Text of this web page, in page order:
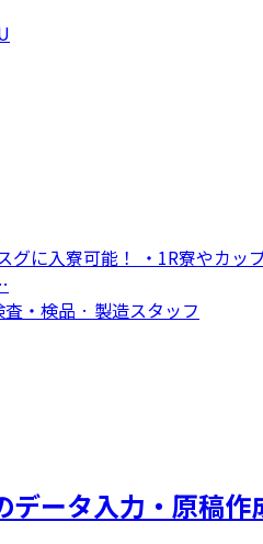
グに入寮可能！ ・1R寮やカ
・検品 · 製造スタッフ
データ入力・原